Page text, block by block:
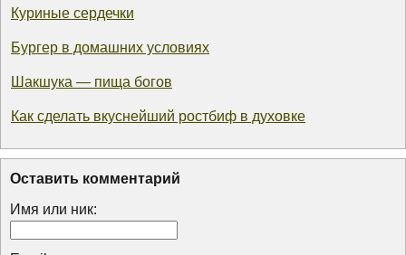
Куриные сердечки
Бургер в домашних условиях
Шакшука — пища богов
Как сделать вкуснейший ростбиф в духовке
Оставить комментарий
Имя или ник: